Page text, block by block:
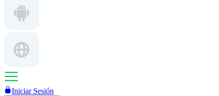
Iniciar Sesión